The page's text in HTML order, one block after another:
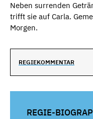
Neben surrenden
trifft sie auf Carla.
Morgen.
REGIEKOMMENTAR
REGIE-